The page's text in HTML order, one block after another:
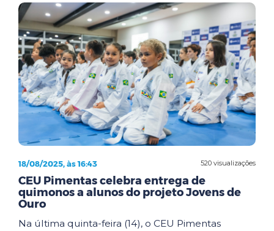
520 visualizações
18/08/2025, às 16:43
CEU Pimentas celebra entrega de
quimonos a alunos do projeto Jovens de
Ouro
Na última quinta-feira (14), o CEU Pimentas